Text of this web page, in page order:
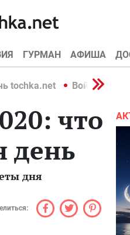
ГУРМАН АФИША
tochka.net Война в
что
день
дня